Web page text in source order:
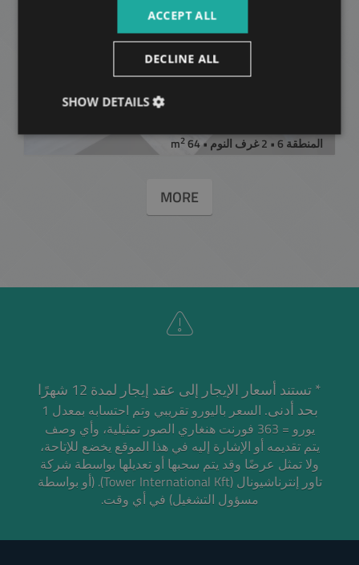
المنطقة 6 • 2 غرف النوم • 64 m 2
MORE
* تستند أسعار الإيجار إلى عقد إيجار لمدة 12 شهرًا
بحد أدنى.
السعر باليورو تقريبي وتم احتسابه بمعدل 1
يورو = 363 فورنت هنغاري
الصور تمثيلية، وأي وصف
يتم تقديمه أو الإشارة إليه في هذا الموقع يخضع للإتاحة،
ولا تمثل عرضًا وقد يتم سحبها أو تعديلها بواسطة شركة
تاور إنترناشيونال (Tower International Kft). (أو بواسطة
مسؤول التشغيل) في أي وقت.
ACCEPT ALL
DECLINE ALL
SHOW DETAILS